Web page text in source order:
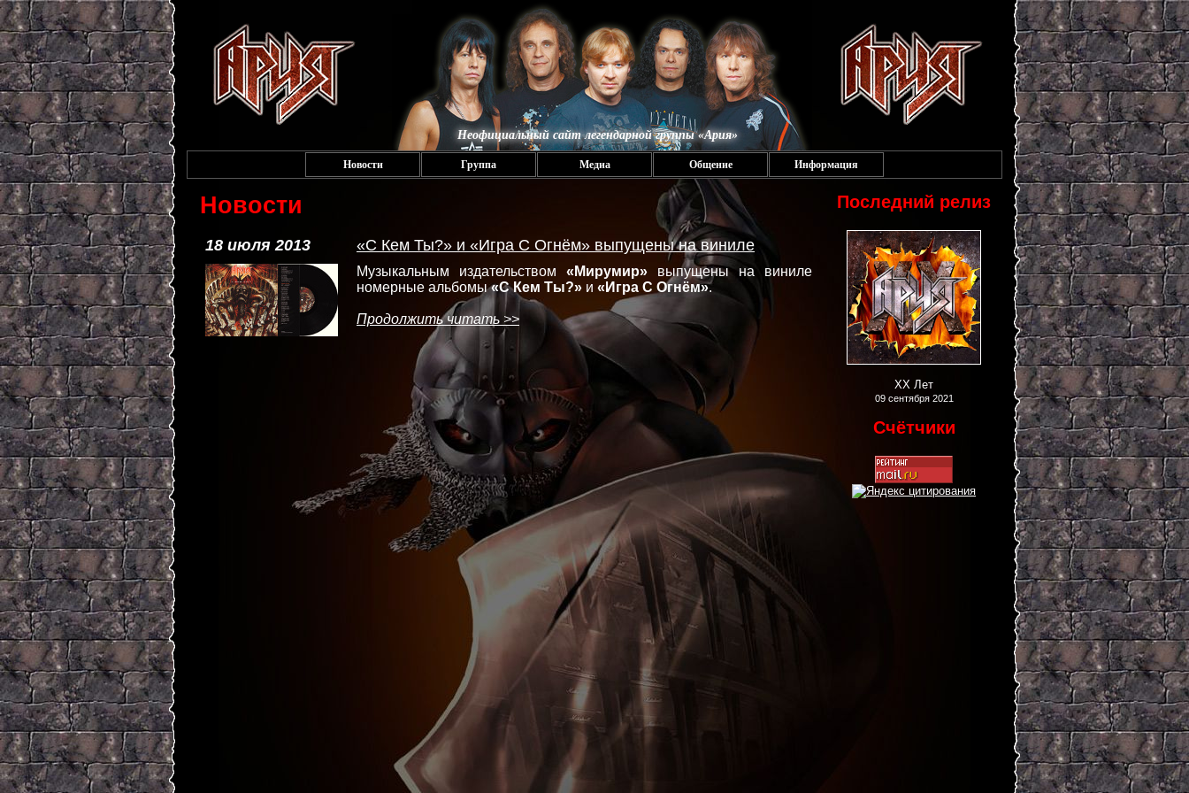
Неофициальный сайт легендарной группы «Ария»
Новости Группа Медиа Общение Информация
Последний релиз
XX Лет
09 сентября 2021
Счётчики
Новости
18 июля 2013 «С Кем Ты?» и «Игра С Огнём» выпущены на виниле
Музыкальным издательством «Мирумир» выпущены на виниле
номерные альбомы«С Кем Ты?» и «Игра С Огнём».
Продолжить читать >>